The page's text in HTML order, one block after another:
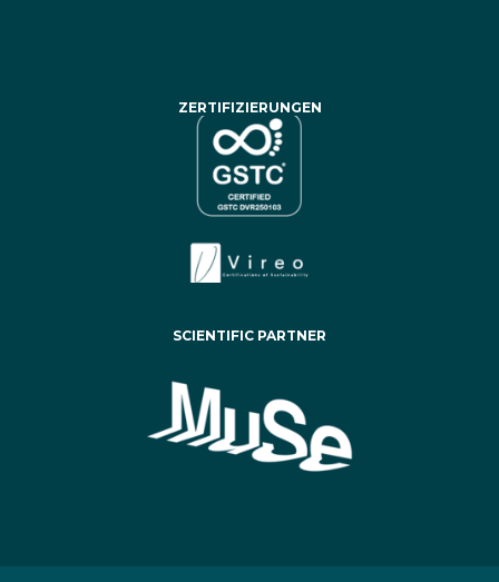
ZERTIFIZIERUNGEN
SCIENTIFIC PARTNER